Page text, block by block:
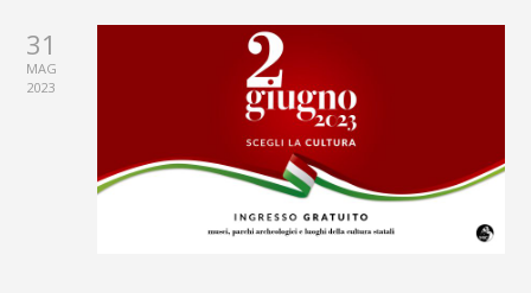
31
MAG
2023